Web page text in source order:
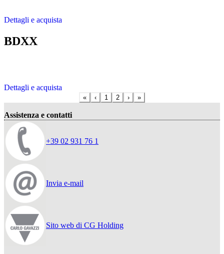
Dettagli e acquista
BDXX
Dettagli e acquista
« ‹ 1 2 › »
Assistenza e contatti
+39 02 931 76 1
Invia e-mail
Sito web di CG Holding